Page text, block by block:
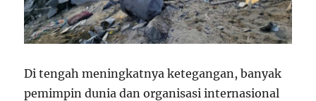
Di tengah meningkatnya ketegangan, banyak
pemimpin dunia dan organisasi internasional